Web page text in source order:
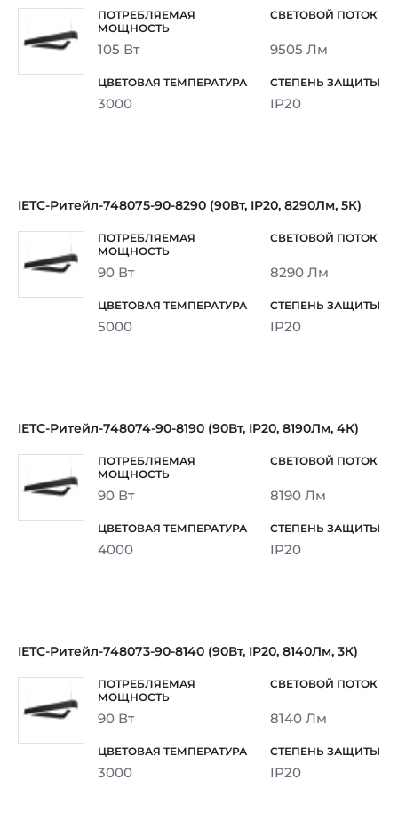
105 Вт 9505 Лм
3000 IP20
IETC-Ритейл-748075-90-8290 (90Вт, IP20, 8290Лм, 5К)
90 Вт 8290 Лм
5000 IP20
IETC-Ритейл-748074-90-8190 (90Вт, IP20, 8190Лм, 4К)
90 Вт 8190 Лм
4000 IP20
IETC-Ритейл-748073-90-8140 (90Вт, IP20, 8140Лм, 3К)
90 Вт 8140 Лм
3000 IP20